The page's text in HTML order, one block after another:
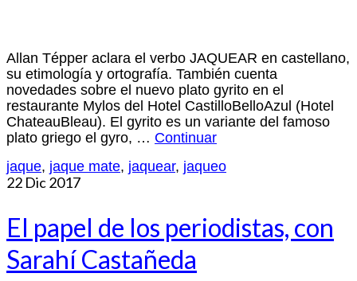
Allan Tépper aclara el verbo JAQUEAR en castellano,
su etimología y ortografía. También cuenta
novedades sobre el nuevo plato gyrito en el
restaurante Mylos del Hotel CastilloBelloAzul (Hotel
ChateauBleau). El gyrito es un variante del famoso
plato griego el gyro, … Continuar
jaque, jaque mate, jaquear, jaqueo
22 Dic 2017
El papel de los periodistas, con
Sarahí Castañeda